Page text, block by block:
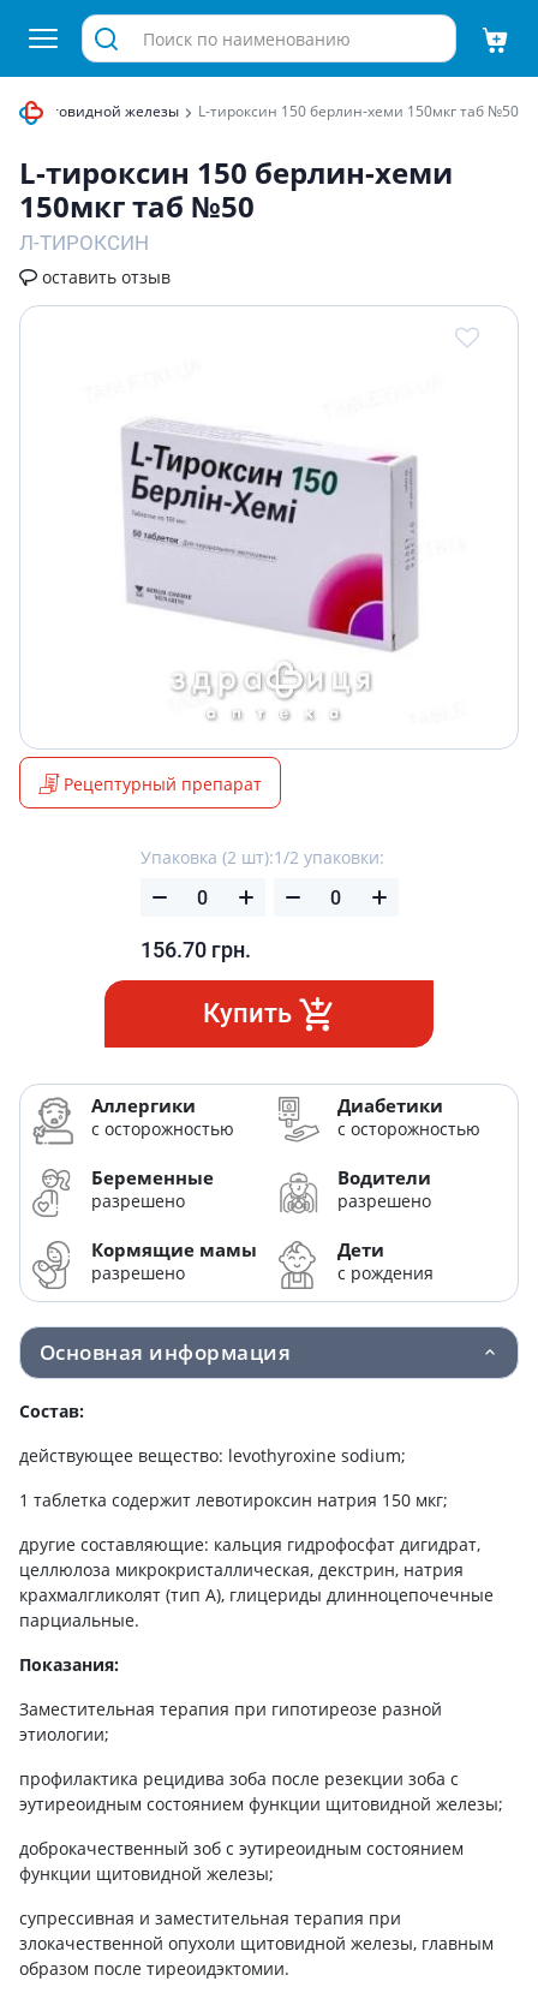
щитовидной железы L-тироксин 150 берлин-хеми 150мкг таб №50
L-тироксин 150 берлин-хеми
150мкг таб №50
Л-ТИРОКСИН
оставить отзыв
Рецептурный препарат
Упаковка (2 шт):
156.70 грн.
1/2 упаковки:
Купить
Аллергики
с осторожностью
Диабетики
с осторожностью
Беременные
разрешено
Водители
разрешено
Кормящие мамы
разрешено
Дети
с рождения
Основная информация
Состав:
действующее вещество: levothyroxine sodium;
1 таблетка содержит левотироксин натрия 150 мкг;
другие составляющие: кальция гидрофосфат дигидрат,
целлюлоза микрокристаллическая, декстрин, натрия
крахмалгликолят (тип А), глицериды длинноцепочечные
парциальные.
Показания:
Заместительная терапия при гипотиреозе разной
этиологии;
профилактика рецидива зоба после резекции зоба с
эутиреоидным состоянием функции щитовидной железы;
доброкачественный зоб с эутиреоидным состоянием
функции щитовидной железы;
супрессивная и заместительная терапия при
злокачественной опухоли щитовидной железы, главным
образом после тиреоидэктомии.